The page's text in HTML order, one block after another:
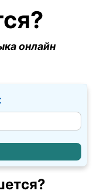
онлайн